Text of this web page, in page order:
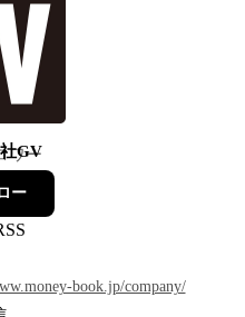
GV
ワー
ー
book.jp/company/